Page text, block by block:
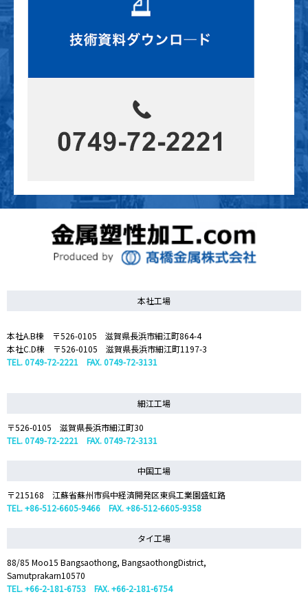
本社工場
本社A.B棟 〒526-0105 滋賀県長浜市細江町864-4
本社C.D棟 〒526-0105 滋賀県長浜市細江町1197-3
TEL. 0749-72-2221 FAX. 0749-72-3131
細江工場
〒526-0105 滋賀県長浜市細江町30
TEL. 0749-72-2221 FAX. 0749-72-3131
中国工場
〒215168 江蘇省蘇州市呉中経済開発区東呉工業園盛虹路
TEL. +86-512-6605-9466 FAX. +86-512-6605-9358
タイ工場
88/85 Moo15 Bangsaothong, BangsaothongDistrict,
Samutprakarn10570
TEL. +66-2-181-6753 FAX. +66-2-181-6754